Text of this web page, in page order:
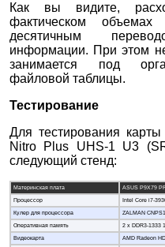
Как вы видите,
фактическом
десятичным
информации. При этом
занимается под
файловой таблицы.
Тестирование
Для тестирования
Nitro Plus UHS-1 U3
следующий стенд:
Материнская плата
ASUS P9X79
Процессор
Intel Core i7-
Кулер для процессора
ZALMAN
Оперативная память
2 x DDR3-1333
Видеокарта
AMD Radeon